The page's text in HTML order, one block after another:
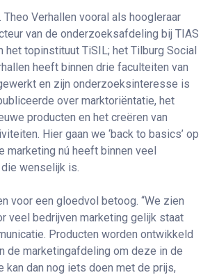
Theo Verhallen vooral als hoogleraar
van de onderzoeksafdeling bij TIAS
het topinstituut TiSIL; het Tilburg Social
heeft binnen drie faculteiten van
en zijn onderzoeksinteresse is
over marktoriëntatie, het
producten en het creëren van
Hier gaan we ‘back to basics’ op
marketing nú heeft binnen veel
wenselijk is.
voor een gloedvol betoog. “We zien
veel bedrijven marketing gelijk staat
Producten worden ontwikkeld
de marketingafdeling om deze in de
kan dan nog iets doen met de prijs,